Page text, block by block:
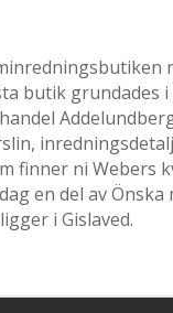
butik grundades
finner ni Webers
en del av
i Gislaved.